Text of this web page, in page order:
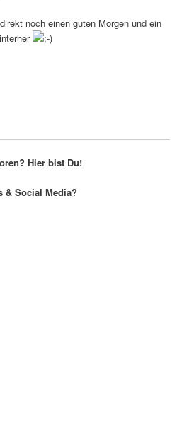
noch einen guten Morgen und ein
Hier bist Du!
& Social Media?